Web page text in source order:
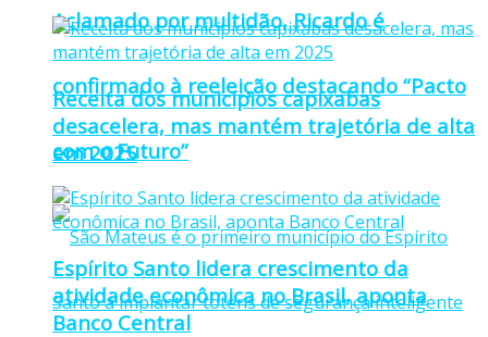
Aclamado por multidão, Ricardo é
confirmado à reeleição destacando “Pacto
com o Futuro”
Receita dos municípios capixabas
desacelera, mas mantém trajetória de alta
em 2025
Espírito Santo lidera crescimento da
atividade econômica no Brasil, aponta
Banco Central